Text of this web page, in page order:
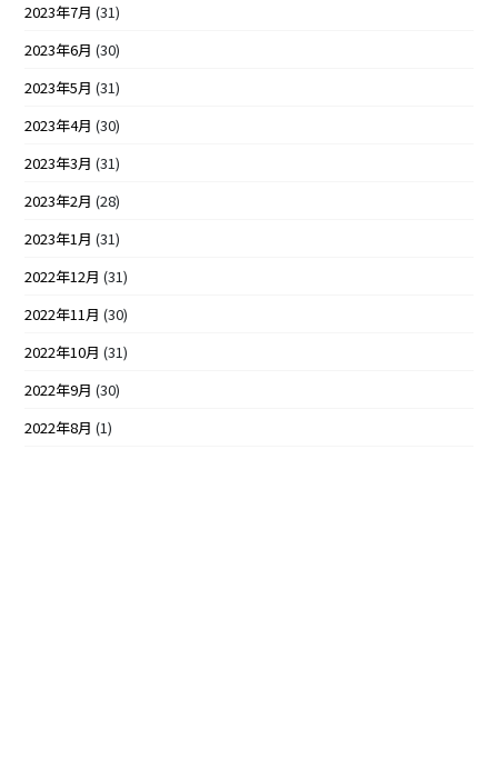
2023年7月 (31)
2023年6月 (30)
2023年5月 (31)
2023年4月 (30)
2023年3月 (31)
2023年2月 (28)
2023年1月 (31)
2022年12月 (31)
2022年11月 (30)
2022年10月 (31)
2022年9月 (30)
2022年8月 (1)